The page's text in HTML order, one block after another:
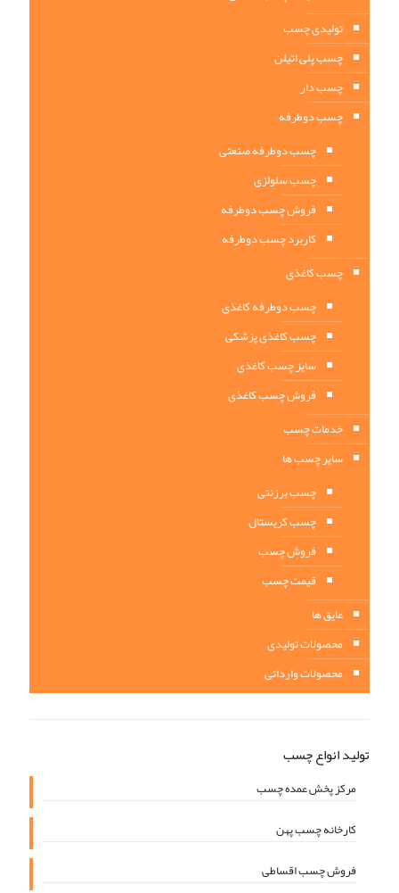
تولیدی چسب
چسب پلی اتیلن
چسب دار
چسب دوطرفه
چسب دوطرفه صنعتی
چسب سلولزی
فروش چسب دوطرفه
کاربرد چسب دوطرفه
چسب کاغذی
چسب دوطرفه کاغذی
چسب کاغذی پزشکی
سایز چسب کاغذی
فروش چسب کاغذی
خدمات چسب
سایر چسب ها
چسب برزنتی
چسب کریستال
فروش چسب
قیمت چسب
عایق ها
محصولات تولیدی
محصولات وارداتی
تولید انواع چسب
مرکز پخش عمده چسب
کارخانه چسب پهن
فروش چسب اقساطی